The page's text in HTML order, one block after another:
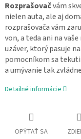
Rozprašovačvám
nielen auta, ale aj
rozprašovača vám
von, a teda ani na
uzáver, ktorý pasuje
pomocníkom sa
a umývanie tak
Detailné informácie
OPÝTAŤ SA